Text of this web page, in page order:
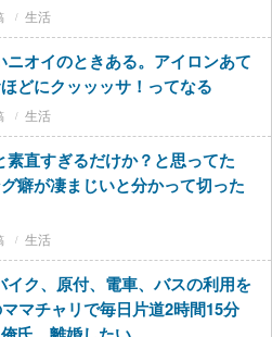
生活
ニオイのときある。アイロンあて
どにクッッッサ！ってなる
生活
素直すぎるだけか？と思ってた
癖が凄まじいと分かって切った
生活
イク、原付、電車、バスの利用を
マチャリで毎日片道2時間15分